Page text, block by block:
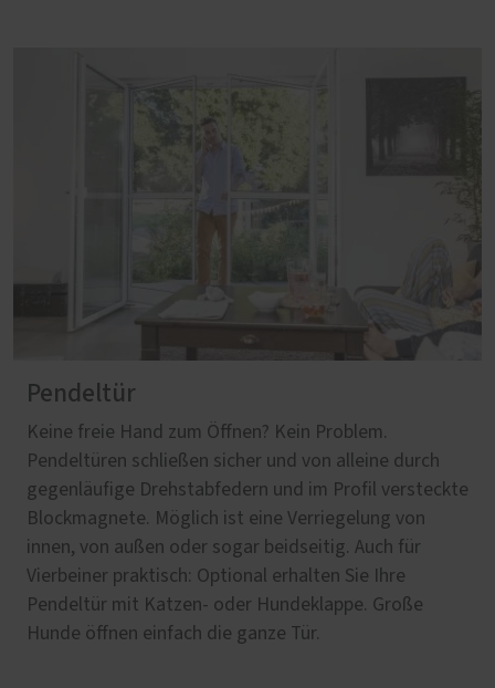
Pendeltür
Keine freie Hand zum Öffnen? Kein Problem.
Pendeltüren schließen sicher und von alleine durch
gegenläufige Drehstabfedern und im Profil versteckte
Blockmagnete. Möglich ist eine Verriegelung von
innen, von außen oder sogar beidseitig. Auch für
Vierbeiner praktisch: Optional erhalten Sie Ihre
Pendeltür mit Katzen- oder Hundeklappe. Große
Hunde öffnen einfach die ganze Tür.